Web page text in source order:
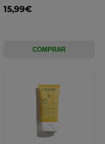
15,99€
COMPRAR